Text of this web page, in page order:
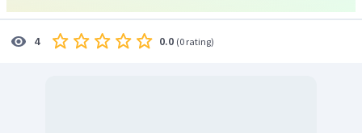
4 0.0 (0 rating)